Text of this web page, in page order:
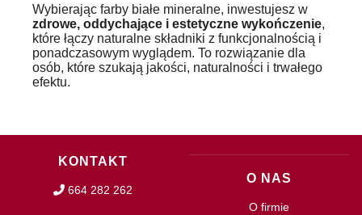
Wybierając farby białe mineralne, inwestujesz w
zdrowe, oddychające i estetyczne wykończenie,
które łączy naturalne składniki z funkcjonalnością i
ponadczasowym wyglądem. To rozwiązanie dla
osób, które szukają jakości, naturalności i trwałego
efektu.
KONTAKT
664 282 262
O NAS
O firmie